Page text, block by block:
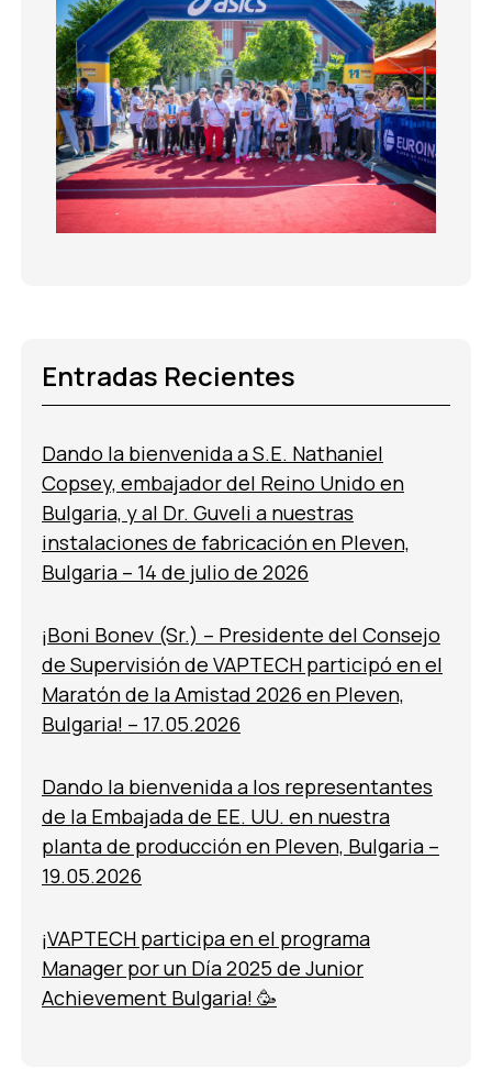
Entradas Recientes
Dando la bienvenida a S.E. Nathaniel
Copsey, embajador del Reino Unido en
Bulgaria, y al Dr. Guveli a nuestras
instalaciones de fabricación en Pleven,
Bulgaria – 14 de julio de 2026
¡Boni Bonev (Sr.) – Presidente del Consejo
de Supervisión de VAPTECH participó en el
Maratón de la Amistad 2026 en Pleven,
Bulgaria! – 17.05.2026
Dando la bienvenida a los representantes
de la Embajada de EE. UU. en nuestra
planta de producción en Pleven, Bulgaria –
19.05.2026
¡VAPTECH participa en el programa
Manager por un Día 2025 de Junior
Achievement Bulgaria! 🥳